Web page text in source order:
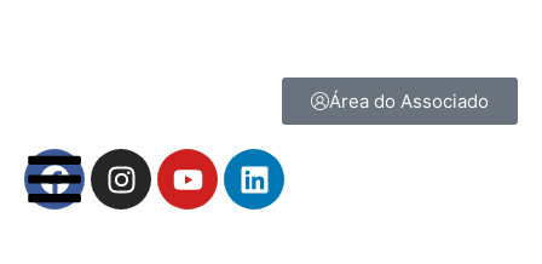
Área do Associado